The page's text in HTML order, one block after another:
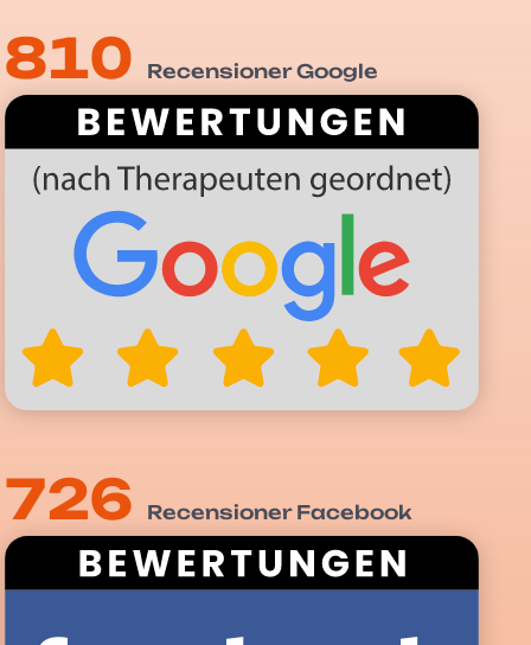
810 Recensioner Google
726 Recensioner Facebook